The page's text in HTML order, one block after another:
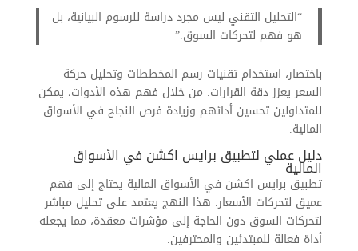
“التحليل التقني ليس مجرد دراسة للرسوم البيانية، بل
هو فهم لتحركات السوق.”
باختصار، استخدام تقنيات رسم المخططات وتحليل حركة
السعر يعزز دقة القرارات. من خلال فهم هذه الأدوات، يمكن
للمتداولين تحسين أدائهم وزيادة فرص النجاح في الأسواق
المالية.
دليل عملي لتطبيق برايس اكشن في الأسواق
المالية
تطبيق برايس اكشن في الأسواق المالية يحتاج إلى فهم
عميق لتحركات الأسعار. هذا النهج يعتمد على تحليل مباشر
لتحركات السوق دون الحاجة إلى مؤشرات معقدة، مما يجعله
أداة فعالة للمبتدئين والمحترفين.